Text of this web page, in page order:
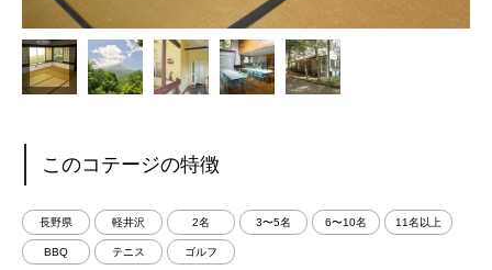
このコテージの特徴
長野県 軽井沢 2名 3〜5名 6〜10名 11名以上
BBQ テニス ゴルフ